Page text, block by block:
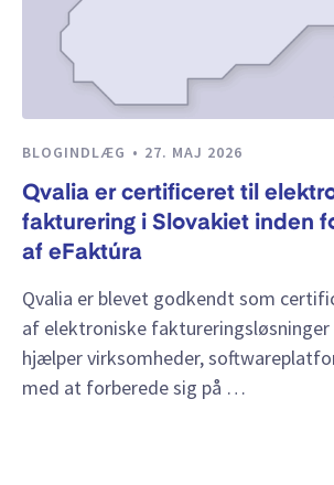
BLOGINDLÆG 27. MAJ 2026
Qvalia er certificeret til
fakturering i Slovakiet inden
af eFaktúra
Qvalia er blevet godkendt som
af elektroniske faktureringsløsninger
hjælper virksomheder,
med at forberede sig på …